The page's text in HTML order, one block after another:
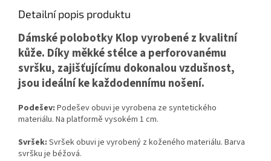
Detailní popis produktu
Dámské polobotky Klop vyrobené z kvalitní
kůže. Díky měkké stélce a perforovanému
svršku, zajišťujícímu dokonalou vzdušnost,
jsou ideální ke každodennímu nošení.
Podešev: Podešev obuvi je vyrobena ze syntetického
materiálu. Na platformě vysokém 1 cm.
Svršek: Svršek obuvi je vyrobený z koženého materiálu. Barva
svršku je béžová.